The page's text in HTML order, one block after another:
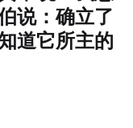
说：确立了
道它所主的